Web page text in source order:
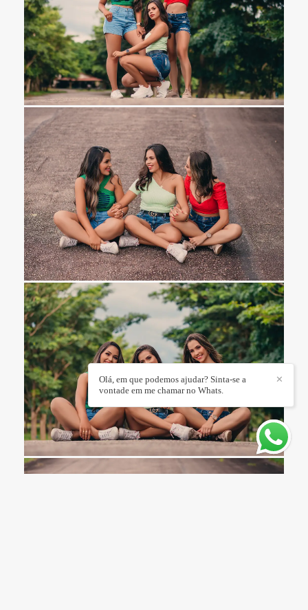
✕
Olá, em que podemos ajudar? Sinta-se a
vontade em me chamar no Whats.